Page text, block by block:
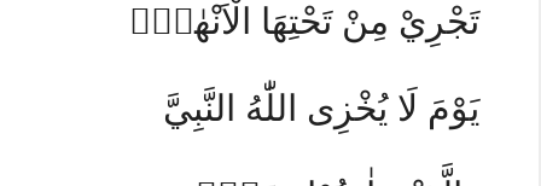
تَجْرِيْ مِنْ تَحْتِهَا الْاَنْهٰرُۙ
يَوْمَ لَا يُخْزِى اللّٰهُ النَّبِيَّ